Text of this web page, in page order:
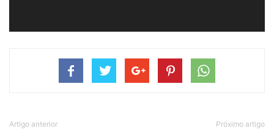
Artigo anterior Próximo artigo